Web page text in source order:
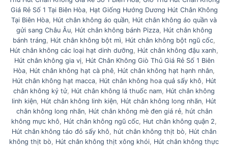
Giá Rẻ Số 1 Tại Biên Hòa, Hạt Giống Hướng Dương Hút Chân Không
Tại Biên Hòa, Hút chân không áo quần, Hút chân không áo quần và
gửi sang Châu Âu, Hút chân không bánh Pizza, Hút chân không
bánh tráng, Hút chân không bột mì, Hút chân không bột ngũ cốc,
Hút chân không các loại hạt dinh dưỡng, Hút chân không đậu xanh,
Hút chân không gia vị, Hút Chân Không Giò Thủ Giá Rẻ Số 1 Biên
Hòa, Hút chân không hạt cà phê, Hút chân không hạt hạnh nhân,
Hút chân không hạt macca, Hút chân không hoa quả sấy khô, Hút
chân không kỷ tử, Hút chân không lá thuốc nam, Hút chân không
linh kiện, Hút chân không linh kiện, Hút chân không long nhãn, Hút
chân không long nhãn, Hút chân không mè đen giá rẻ, hút chân
không mực khô, Hút chân không ngũ cốc, Hut chân không quận 2,
Hút chân không táo đỏ sấy khô, hút chân không thịt bò, Hút chân
không thịt bò, Hút chân không thịt xông khói, Hút chân không thực